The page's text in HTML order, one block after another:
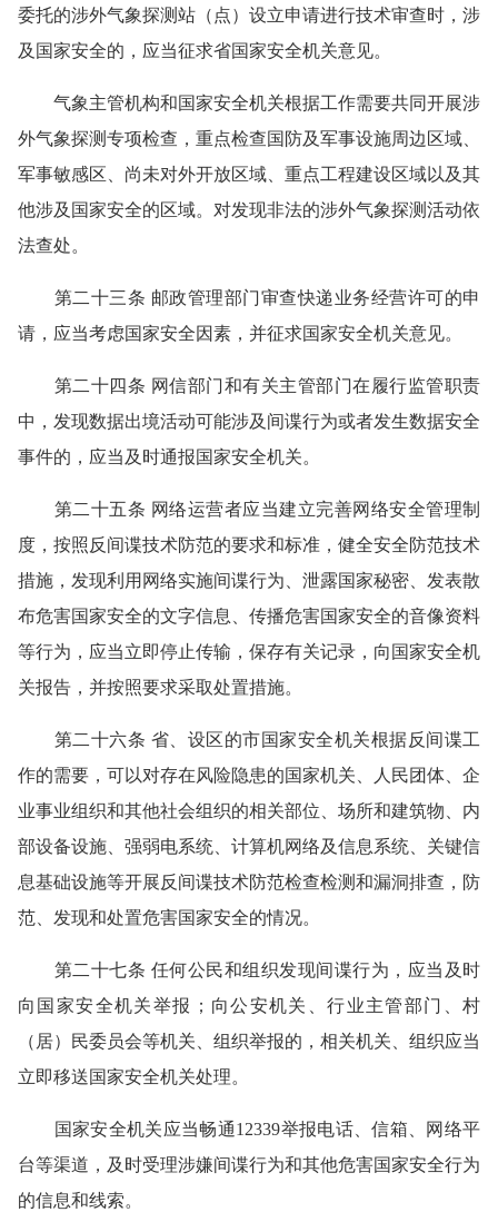
委托的涉外气象探测站（点）设立申请进行技术审查时，涉
及国家安全的，应当征求省国家安全机关意见。
气象主管机构和国家安全机关根据工作需要共同开展涉
外气象探测专项检查，重点检查国防及军事设施周边区域、
军事敏感区、尚未对外开放区域、重点工程建设区域以及其
他涉及国家安全的区域。对发现非法的涉外气象探测活动依
法查处。
第二十三条 邮政管理部门审查快递业务经营许可的申
请，应当考虑国家安全因素，并征求国家安全机关意见。
第二十四条 网信部门和有关主管部门在履行监管职责
中，发现数据出境活动可能涉及间谍行为或者发生数据安全
事件的，应当及时通报国家安全机关。
第二十五条 网络运营者应当建立完善网络安全管理制
度，按照反间谍技术防范的要求和标准，健全安全防范技术
措施，发现利用网络实施间谍行为、泄露国家秘密、发表散
布危害国家安全的文字信息、传播危害国家安全的音像资料
等行为，应当立即停止传输，保存有关记录，向国家安全机
关报告，并按照要求采取处置措施。
第二十六条 省、设区的市国家安全机关根据反间谍工
作的需要，可以对存在风险隐患的国家机关、人民团体、企
业事业组织和其他社会组织的相关部位、场所和建筑物、内
部设备设施、强弱电系统、计算机网络及信息系统、关键信
息基础设施等开展反间谍技术防范检查检测和漏洞排查，防
范、发现和处置危害国家安全的情况。
第二十七条 任何公民和组织发现间谍行为，应当及时
向国家安全机关举报；向公安机关、行业主管部门、村
（居）民委员会等机关、组织举报的，相关机关、组织应当
立即移送国家安全机关处理。
国家安全机关应当畅通12339举报电话、信箱、网络平
台等渠道，及时受理涉嫌间谍行为和其他危害国家安全行为
的信息和线索。